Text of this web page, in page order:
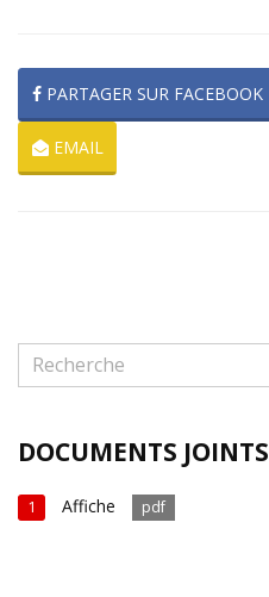
PARTAGER SUR FACEBOOK
EMAIL
DOCUMENTS JOINTS
1 Affiche pdf